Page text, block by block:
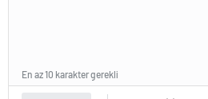
En az 10 karakter gerekli